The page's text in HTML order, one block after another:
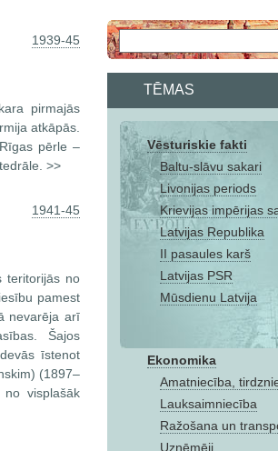
TĒMAS
Vēsturiskie fakti
Baltu-slāvu sakari
Livonijas periods
Krievijas impērijas
Latvijas Republika
II pasaules karš
Latvijas PSR
Mūsdienu Latvija
Ekonomika
Amatniecība,
Lauksaimniecība
Ražošana un
Uzņēmēji
1939-45
pirmajās
atkāpās.
pērle –
>>
1941-45
teritorijās no
pamest
nevarēja arī
Šajos
īstenot
(1897–
visplašāk